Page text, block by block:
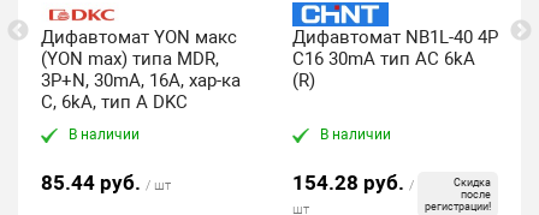
Дифавтомат YON макс
(YON max) типа MDR,
3P+N, 30mA, 16A, хар-ка
C, 6kA, тип A DKC
В наличии
85.44 руб. / шт
Дифавтомат NB1L-40 4P
С16 30mA тип AC 6kA
(R)
В наличии
154.28 руб. /
шт
Скидка
после
регистрации!